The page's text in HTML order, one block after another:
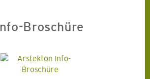
Info-Broschüre